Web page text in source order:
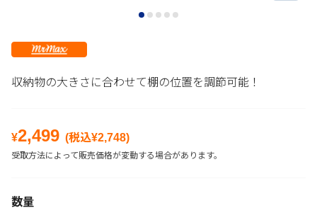
収納物の大きさに合わせて棚の位置を調節可能！
¥2,499 (税込¥2,748)
受取方法によって販売価格が変動する場合があります。
数量